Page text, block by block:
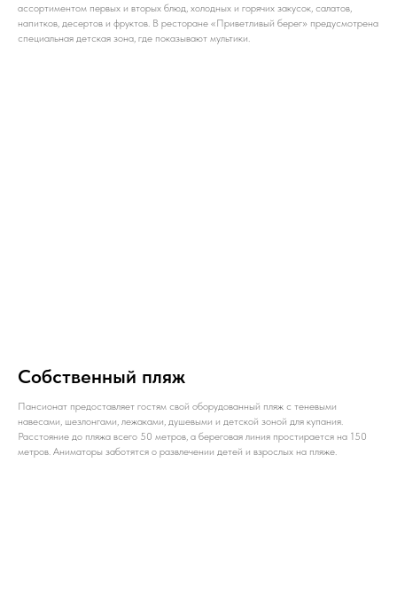
ассортиментом первых и вторых блюд, холодных и горячих закусок, салатов,
напитков, десертов и фруктов. В ресторане «Приветливый берег» предусмотрена
специальная детская зона, где показывают мультики.
Собственный пляж
Пансионат предоставляет гостям свой оборудованный пляж с теневыми
навесами, шезлонгами, лежаками, душевыми и детской зоной для купания.
Расстояние до пляжа всего 50 метров, а береговая линия простирается на 150
метров. Аниматоры заботятся о развлечении детей и взрослых на пляже.